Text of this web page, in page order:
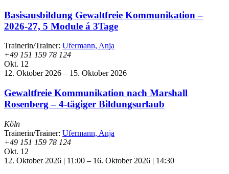
Basisausbildung Gewaltfreie Kommunikation –
2026-27, 5 Module á 3Tage
Trainerin/Trainer: Ufermann, Anja
+49 151 159 78 124
Okt. 12
12. Oktober 2026 – 15. Oktober 2026
Gewaltfreie Kommunikation nach Marshall
Rosenberg – 4-tägiger Bildungsurlaub
Köln
Trainerin/Trainer: Ufermann, Anja
+49 151 159 78 124
Okt. 12
12. Oktober 2026 | 11:00 – 16. Oktober 2026 | 14:30